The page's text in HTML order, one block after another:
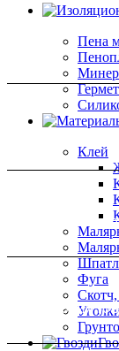
Пена
Клей
Фуга
Полезная
Категории